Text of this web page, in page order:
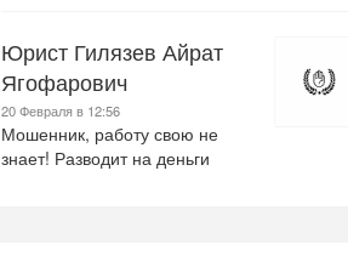
Юрист Гилязев Айрат
Ягофарович
20 Февраля в 12:56
Мошенник, работу свою не
знает! Разводит на деньги